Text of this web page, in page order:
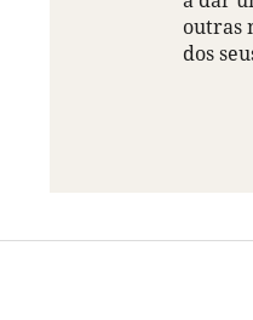
outras
dos